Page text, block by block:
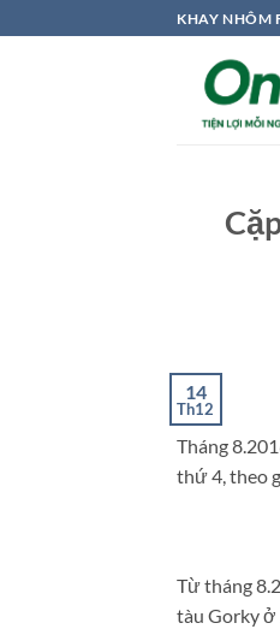
qua
KHAY NHÔM
14
Th12
Tháng
thứ 4, theo
Từ tháng
tàu Gorky ở